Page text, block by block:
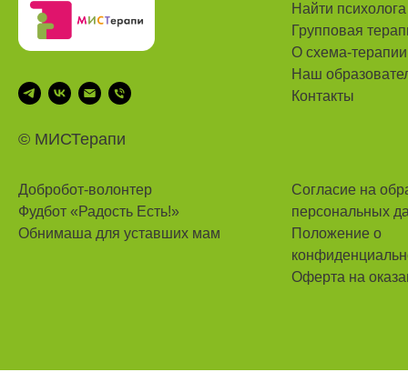
© MИСТерапи
Найти психолога
Групповая
О схема-терапии
Наш
Контакты
Добробот-волонтер
Фудбот «Радость Есть!»
Обнимаша для уставших мам
Согласие на
персональных
Положение о
Оферта на